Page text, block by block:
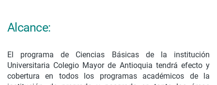
Alcance:
El programa de Ciencias Básicas de la institución
Universitaria Colegio Mayor de Antioquia tendrá efecto y
cobertura en todos los programas académicos de la